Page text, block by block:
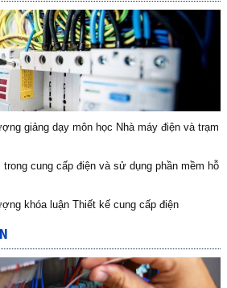
giảng dạy môn học Nhà máy điện và trạm
cung cấp điện và sử dụng phần mềm hỗ
khóa luận Thiết kế cung cấp điện